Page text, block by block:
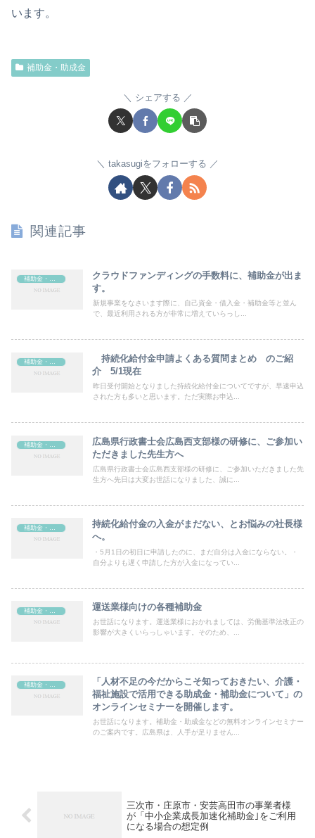
います。
補助金・助成金
シェアする
takasugiをフォローする
関連記事
クラウドファンディングの手数料に、補助金が出ま
す。
新規事業をなさいます際に、自己資金・借入金・補助金等と並ん
で、最近利用される方が非常に増えていらっし...
持続化給付金申請よくある質問まとめ のご紹
介 5/1現在
昨日受付開始となりました持続化給付金についてですが、早速申込
された方も多いと思います。ただ実際お申込...
広島県行政書士会広島西支部様の研修に、ご参加い
ただきました先生方へ
広島県行政書士会広島西支部様の研修に、ご参加いただきました先
生方へ先日は大変お世話になりました、誠に...
持続化給付金の入金がまだない、とお悩みの社長様
へ。
・5月1日の初日に申請したのに、まだ自分は入金にならない。・
自分よりも遅く申請した方が入金になってい...
運送業様向けの各種補助金
お世話になります。運送業様におかれましては、労働基準法改正の
影響が大きくいらっしゃいます。そのため、...
補助金・助成金
「人材不足の今だからこそ知っておきたい、介護・
福祉施設で活用できる助成金・補助金について」の
オンラインセミナーを開催します。
お世話になります。補助金・助成金などの無料オンラインセミナー
のご案内です。広島県は、人手が足りません...
三次市・庄原市・安芸高田市の事業者様
が「中小企業成長加速化補助金｣をご利用
になる場合の想定例